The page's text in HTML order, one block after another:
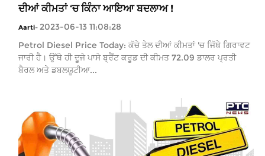
ਦੀਆਂ ਕੀਮਤਾਂ ‘ਚ ਕਿੰਨਾ ਆਇਆ ਬਦਲਾਅ !
Aarti- 2023-06-13 11:08:28
Petrol Diesel Price Today: ਕੱਚੇ ਤੇਲ ਦੀਆਂ ਕੀਮਤਾਂ 'ਚ ਜਿੱਥੇ ਗਿਰਾਵਟ
ਜਾਰੀ ਹੈ। ਉੱਥੇ ਹੀ ਦੂਜੇ ਪਾਸੇ ਬ੍ਰੈਂਟ ਕਰੂਡ ਦੀ ਕੀਮਤ 72.09 ਡਾਲਰ ਪ੍ਰਤੀ
ਬੈਰਲ ਅਤੇ ਡਬਲਯੂਟੀਆ...